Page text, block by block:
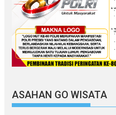
ASAHAN GO WISATA